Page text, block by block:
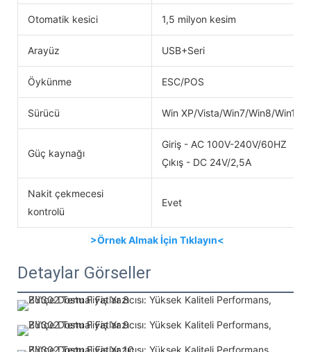
Otomatik kesici 1,5 milyon kesim
Arayüz USB+Seri
Öykünme ESC/POS
Sürücü Win XP/Vista/Win7/Win8/Win10/
Güç kaynağı
Giriş - AC 100V-240V/60HZ
Çıkış - DC 24V/2,5A
Nakit çekmecesi
kontrolü
Evet
>Örnek Almak İçin Tıklayın<
Detaylar Görseller